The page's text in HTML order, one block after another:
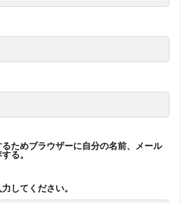
ためブラウザーに自分の名前、メール
る。
してください。